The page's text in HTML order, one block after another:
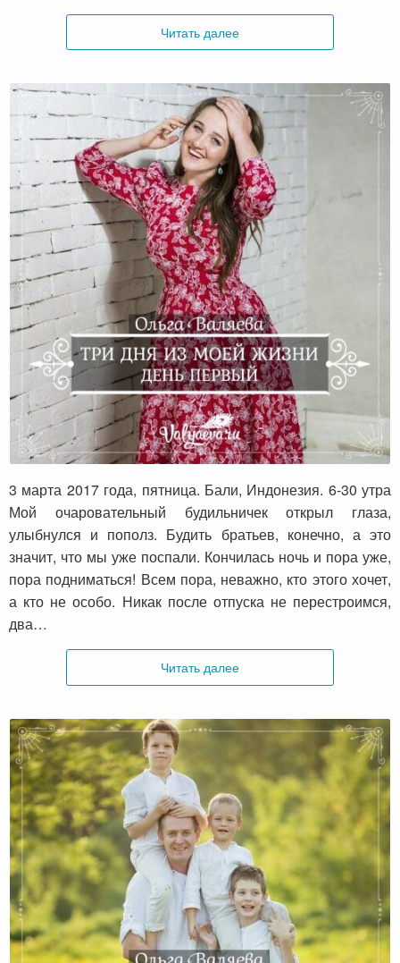
Читать далее
Три дня из моей жизни. День первый.
3 марта 2017 года, пятница. Бали, Индонезия. 6-30 утра
Мой очаровательный будильничек открыл глаза,
улыбнулся и пополз. Будить братьев, конечно, а это
значит, что мы уже поспали. Кончилась ночь и пора уже,
пора подниматься! Всем пора, неважно, кто этого хочет,
а кто не особо. Никак после отпуска не перестроимся,
два…
Читать далее